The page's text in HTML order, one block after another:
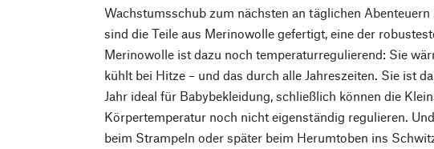
Wachstumsschub zum nächsten an täglichen Abenteuern
sind die Teile aus Merinowolle gefertigt, eine der
Merinowolle ist dazu noch temperaturregulierend: Sie
kühlt bei Hitze – und das durch alle Jahreszeiten. Sie ist
Jahr ideal für Babybekleidung, schließlich können die
Körpertemperatur noch nicht eigenständig regulieren.
beim Strampeln oder später beim Herumtoben ins